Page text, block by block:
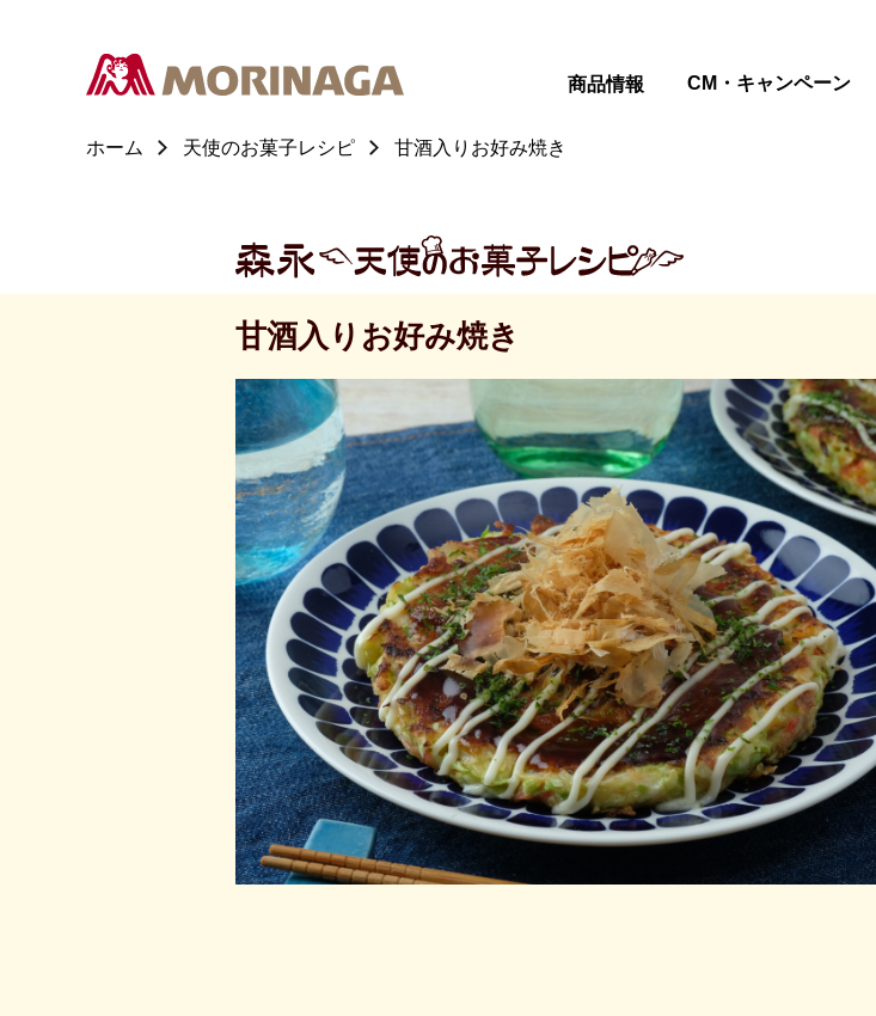
商品情報 CM・キャンペーン
ホーム 天使のお菓子レシピ 甘酒入りお好み焼き
甘酒入りお好み焼き